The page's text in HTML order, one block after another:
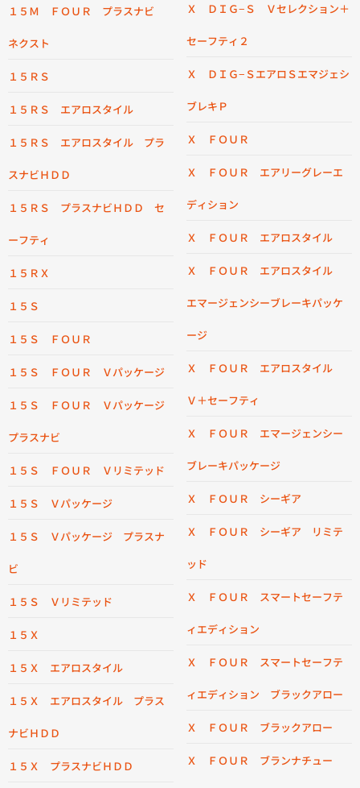
１５Ｍ ＦＯＵＲ プラスナビ
ネクスト
１５ＲＳ
１５ＲＳ エアロスタイル
１５ＲＳ エアロスタイル プラ
スナビＨＤＤ
１５ＲＳ プラスナビＨＤＤ セ
ーフティ
１５ＲＸ
１５Ｓ
１５Ｓ ＦＯＵＲ
１５Ｓ ＦＯＵＲ Ｖパッケージ
１５Ｓ ＦＯＵＲ Ｖパッケージ
プラスナビ
１５Ｓ ＦＯＵＲ Ｖリミテッド
１５Ｓ Ｖパッケージ
１５Ｓ Ｖパッケージ プラスナ
ビ
１５Ｓ Ｖリミテッド
１５Ｘ
１５Ｘ エアロスタイル
１５Ｘ エアロスタイル プラス
ナビＨＤＤ
１５Ｘ プラスナビＨＤＤ
Ｘ ＤＩＧ−Ｓ Ｖセレクション＋
セーフティ２
Ｘ ＤＩＧ−ＳエアロＳエマジェシ
ブレキＰ
Ｘ ＦＯＵＲ
Ｘ ＦＯＵＲ エアリーグレーエ
ディション
Ｘ ＦＯＵＲ エアロスタイル
Ｘ ＦＯＵＲ エアロスタイル
エマージェンシーブレーキパッケ
ージ
Ｘ ＦＯＵＲ エアロスタイル
Ｖ＋セーフティ
Ｘ ＦＯＵＲ エマージェンシー
ブレーキパッケージ
Ｘ ＦＯＵＲ シーギア
Ｘ ＦＯＵＲ シーギア リミテ
ッド
Ｘ ＦＯＵＲ スマートセーフテ
ィエディション
Ｘ ＦＯＵＲ スマートセーフテ
ィエディション ブラックアロー
Ｘ ＦＯＵＲ ブラックアロー
Ｘ ＦＯＵＲ ブランナチュー